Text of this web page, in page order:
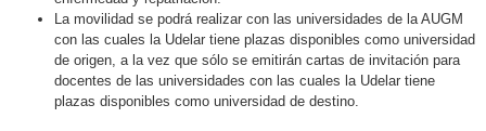
La movilidad se podrá realizar con las universidades de la AUGM
con las cuales la Udelar tiene plazas disponibles como universidad
de origen, a la vez que sólo se emitirán cartas de invitación para
docentes de las universidades con las cuales la Udelar tiene
plazas disponibles como universidad de destino.